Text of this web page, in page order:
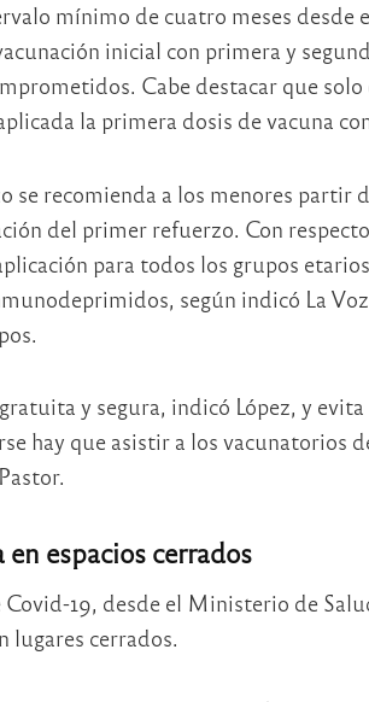
mínimo de cuatro meses desde
inicial con primera y
Cabe destacar que solo
la primera dosis de vacuna
se recomienda a los menores partir
del primer refuerzo. Con
para todos los grupos
según indicó La
y segura, indicó López, y
hay que asistir a los vacunatorios
espacios cerrados
Covid-19, desde el Ministerio de
lugares cerrados.